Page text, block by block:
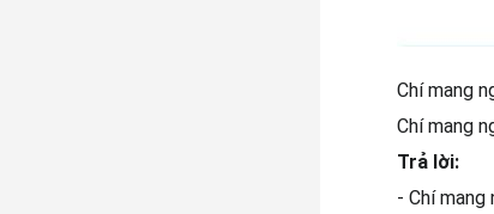
Chí mang
Chí mang
Trả lời:
- Chí